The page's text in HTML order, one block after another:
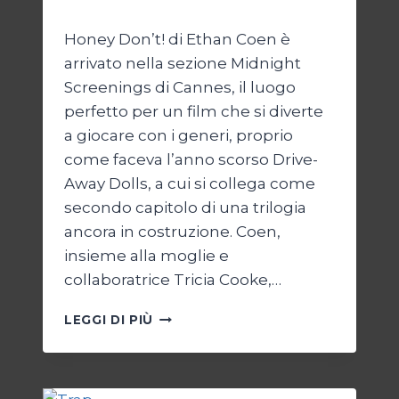
Honey Don’t! di Ethan Coen è
arrivato nella sezione Midnight
Screenings di Cannes, il luogo
perfetto per un film che si diverte
a giocare con i generi, proprio
come faceva l’anno scorso Drive-
Away Dolls, a cui si collega come
secondo capitolo di una trilogia
ancora in costruzione. Coen,
insieme alla moglie e
collaboratrice Tricia Cooke,…
LEGGI DI PIÙ HONEY